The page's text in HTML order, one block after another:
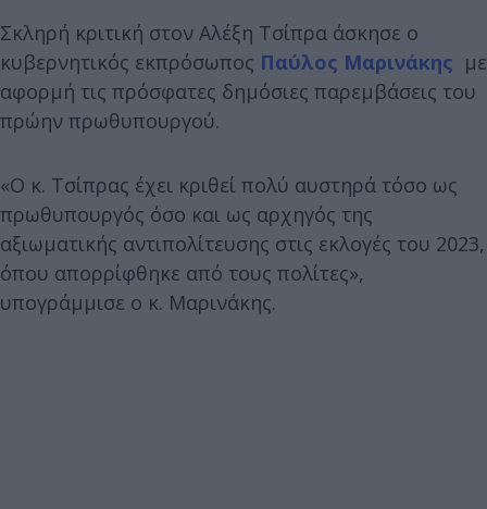
Σκληρή κριτική στον Αλέξη Τσίπρα άσκησε ο
κυβερνητικός εκπρόσωπος Παύλος Μαρινάκης με
αφορμή τις πρόσφατες δημόσιες παρεμβάσεις του
πρώην πρωθυπουργού.
«Ο κ. Τσίπρας έχει κριθεί πολύ αυστηρά τόσο ως
πρωθυπουργός όσο και ως αρχηγός της
αξιωματικής αντιπολίτευσης στις εκλογές του 2023,
όπου απορρίφθηκε από τους πολίτες»,
υπογράμμισε ο κ. Μαρινάκης.